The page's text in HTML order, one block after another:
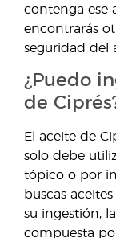
contenga ese
encontrarás
seguridad del
¿Puedo
de
El aceite de
solo debe
tópico o por
buscas
su ingestión,
compuesta